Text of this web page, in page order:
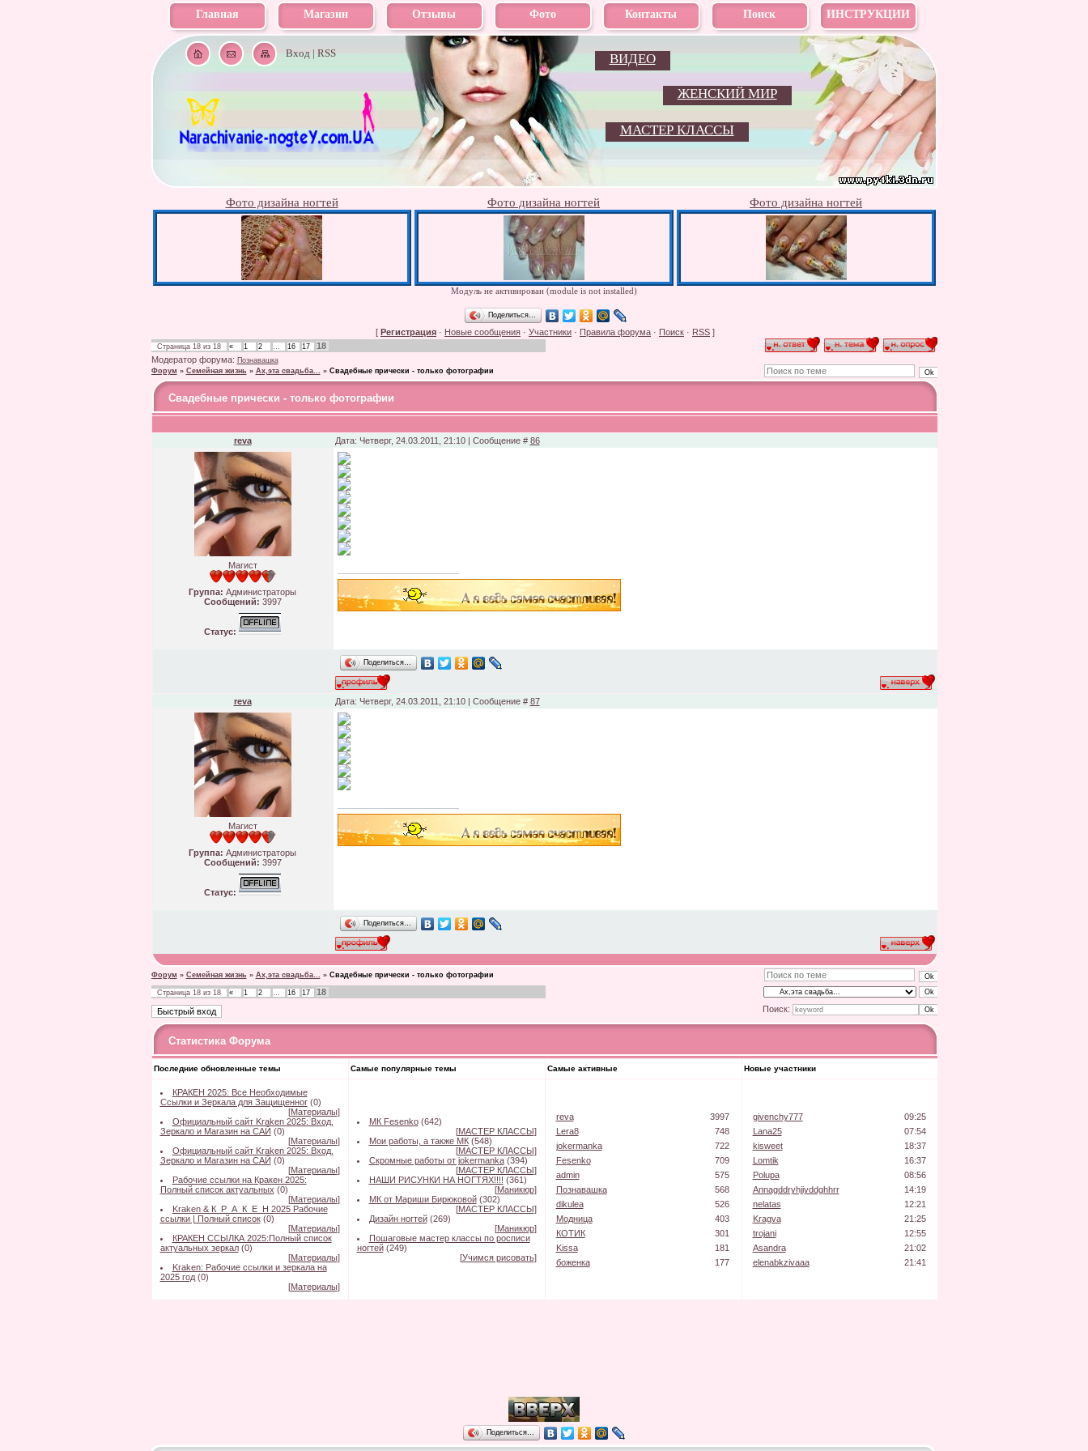
Главная Магазин Отзывы Фото Контакты Поиск ИНСТРУКЦИИ
Вход| RSS
ЖЕНСКИЙ МИР
ВИДЕО
МАСТЕР КЛАССЫ
Фото дизайна ногтей Фото дизайна ногтей Фото дизайна ногтей
Модуль не активирован (module is not installed)
Поделиться…
[ Регистрация · Новые сообщения · Участники · Правила форума · Поиск · RSS ]
Страница 18из 18 « 1 2 … 16 17
18
Модератор форума: Познавашка
Форум » Семейная жизнь » Ах,эта свадьба... » Свадебные прически - только фотографии
Свадебные прически - только фотографии
reva Дата: Четверг, 24.03.2011, 21:10 | Сообщение # 86
Магист
Группа: Администраторы
Сообщений: 3997
Статус:
Поделиться…
reva Дата: Четверг, 24.03.2011, 21:10 | Сообщение # 87
Магист
Группа: Администраторы
Сообщений: 3997
Статус:
Поделиться…
Форум » Семейная жизнь » Ах,эта свадьба... » Свадебные прически - только фотографии
Страница 18из 18 « 1 2 … 16 17
18
Поиск:
Статистика Форума
Последние обновленные темы Самые популярные темы Самые активные Новые участники
КРАКЕН 2025: Все Необходимые
Ссылки и Зеркала для Защищенног (0)
[Материалы]
Официальный сайт Kraken 2025: Вход,
Зеркало и Магазин на САЙ (0)
[Материалы]
Официальный сайт Kraken 2025: Вход,
Зеркало и Магазин на САЙ (0)
[Материалы]
Рабочие ссылки на Кракен 2025:
Полный список актуальных (0)
[Материалы]
Kraken & К_Р_А_К_Е_Н 2025 Рабочие
ссылки | Полный список (0)
[Материалы]
КРАКЕН ССЫЛКА 2025:Полный список
актуальных зеркал (0)
[Материалы]
Kraken: Рабочие ссылки и зеркала на
2025 год (0)
[Материалы]
МК Fesenko (642)
[МАСТЕР КЛАССЫ]
Мои работы, а также МК (548)
[МАСТЕР КЛАССЫ]
Скромные работы от jokermanka (394)
[МАСТЕР КЛАССЫ]
НАШИ РИСУНКИ НА НОГТЯХ!!!! (361)
[Маникюр]
МК от Мариши Бирюковой (302)
[МАСТЕР КЛАССЫ]
Дизайн ногтей (269)
[Маникюр]
Пошаговые мастер классы по росписи
ногтей (249)
[Учимся рисовать]
reva
3997
Lera8
748
jokermanka
722
Fesenko
709
admin
575
Познавашка
568
dikulea
526
Модница
403
КОТИК
301
Kissa
181
боженка
177
givenchy777
09:25
Lana25
07:54
kisweet
18:37
Lomtik
16:37
Polupa
08:56
Annagddryhjiyddghhrr
14:19
nelatas
12:21
Kragva
21:25
trojani
12:55
Asandra
21:02
elenabkzivaaa
21:41
Поделиться…